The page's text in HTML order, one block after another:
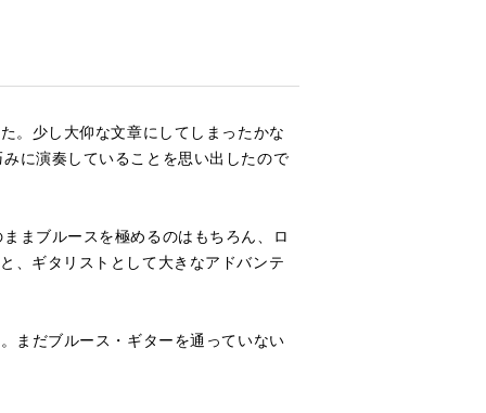
。少し大仰な文章にしてしまったかな
に演奏していることを思い出したので
まブルースを極めるのはもちろん、ロ
、ギタリストとして大きなアドバンテ
まだブルース・ギターを通っていない